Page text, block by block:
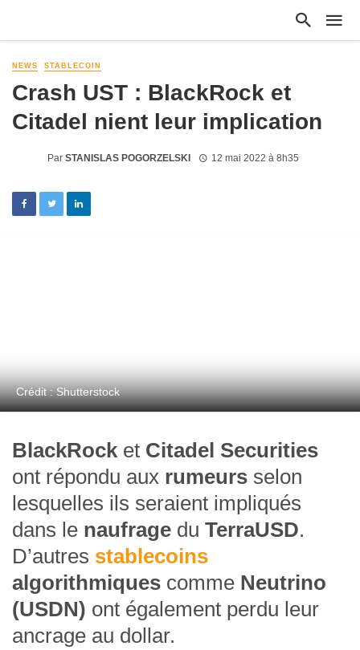
NEWS STABLECOIN
Crash UST : BlackRock et
Citadel nient leur implication
Par STANISLAS POGORZELSKI 12 mai 2022 à 8h35
Crédit : Shutterstock
BlackRock et Citadel Securities
ont répondu aux rumeurs selon
lesquelles ils seraient impliqués
dans le naufrage du TerraUSD.
D’autres stablecoins
algorithmiques comme Neutrino
(USDN) ont également perdu leur
ancrage au dollar.